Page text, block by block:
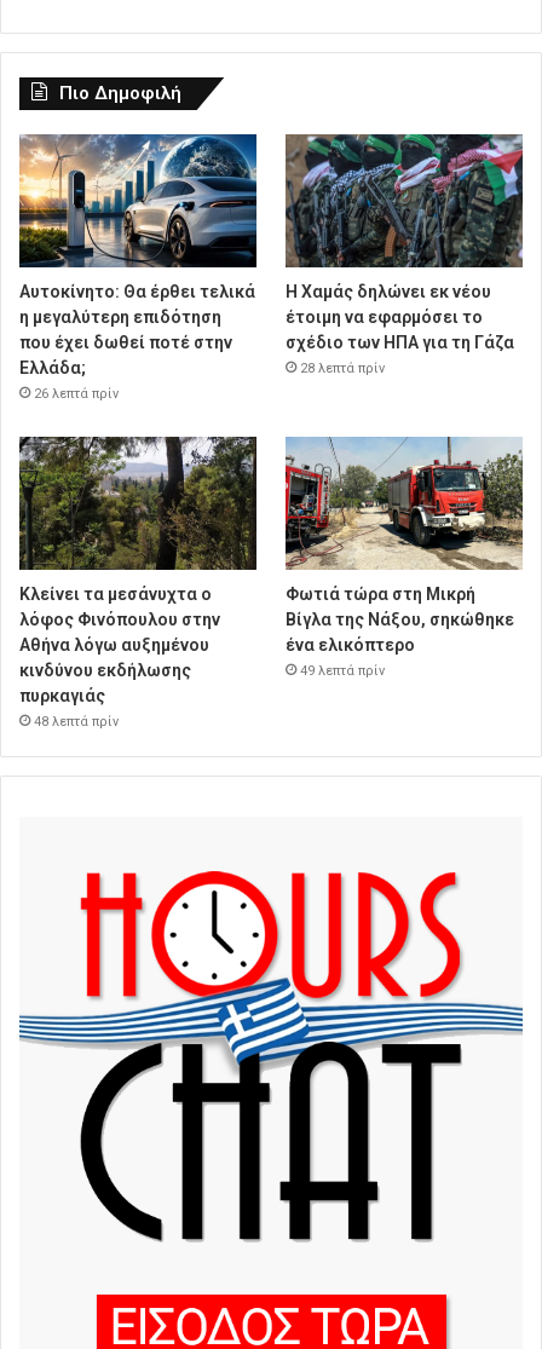
Πιο Δημοφιλή
Αυτοκίνητο: Θα έρθει τελικά
η μεγαλύτερη επιδότηση
που έχει δωθεί ποτέ στην
Ελλάδα;
26 λεπτά πρίν
Η Χαμάς δηλώνει εκ νέου
έτοιμη να εφαρμόσει το
σχέδιο των ΗΠΑ για τη Γάζα
28 λεπτά πρίν
Κλείνει τα μεσάνυχτα ο
λόφος Φινόπουλου στην
Αθήνα λόγω αυξημένου
κινδύνου εκδήλωσης
πυρκαγιάς
48 λεπτά πρίν
Φωτιά τώρα στη Μικρή
Βίγλα της Νάξου, σηκώθηκε
ένα ελικόπτερο
49 λεπτά πρίν